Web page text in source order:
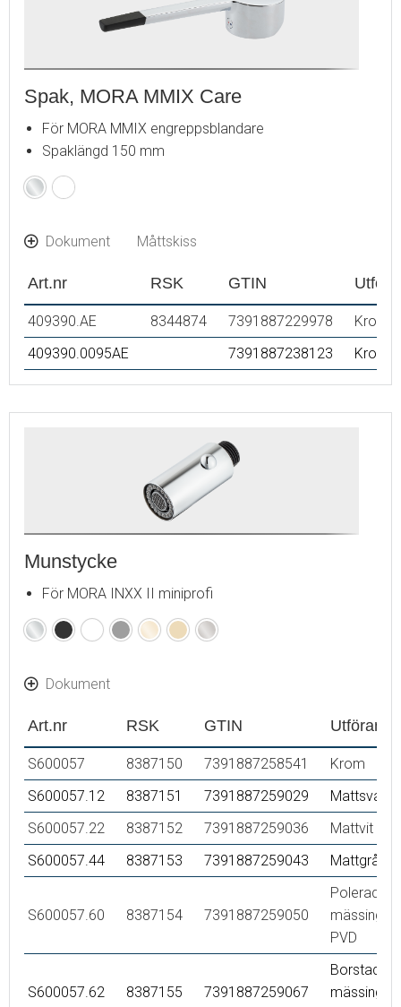
Spak, MORA MMIX Care
För MORA MMIX engreppsblandare
Spaklängd 150 mm
Krom Röd
Dokument Måttskiss
Art.nr RSK GTIN
409390.AE 8344874 7391887229978
Krom/
409390.0095AE
7391887238123 Krom/
Munstycke
För MORA INXX II miniprofi
KromMattsvart
MattvitMattgråPoleradBorstadBorstad
Dokument
Art.nr RSK GTIN Utförande
S600057 8387150 7391887258541
Krom
S600057.12
8387151 7391887259029
Mattsvart
S600057.22
8387152 7391887259036
Mattvit
S600057.44
8387153 7391887259043 Mattgrå
S600057.60 8387154 7391887259050
Polerad
mässing
PVD
S600057.62 8387155 7391887259067
Borstad
mässing